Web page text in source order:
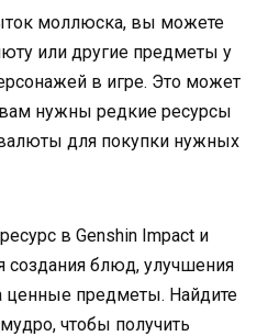
моллюска, вы можете
или другие предметы у
в игре. Это может
нужны редкие ресурсы
для покупки нужных
в Genshin Impact и
создания блюд, улучшения
ценные предметы. Найдите
чтобы получить